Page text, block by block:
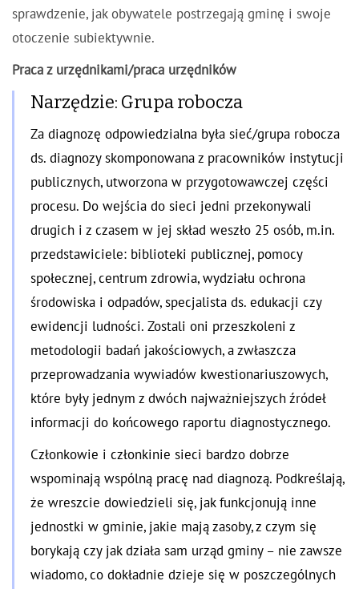
sprawdzenie, jak obywatele postrzegają gminę i swoje
otoczenie subiektywnie.
Praca z urzędnikami/praca urzędników
Narzędzie: Grupa robocza
Za diagnozę odpowiedzialna była sieć/grupa robocza
ds. diagnozy skomponowana z pracowników instytucji
publicznych, utworzona w przygotowawczej części
procesu. Do wejścia do sieci jedni przekonywali
drugich i z czasem w jej skład weszło 25 osób, m.in.
przedstawiciele: biblioteki publicznej, pomocy
społecznej, centrum zdrowia, wydziału ochrona
środowiska i odpadów, specjalista ds. edukacji czy
ewidencji ludności. Zostali oni przeszkoleni z
metodologii badań jakościowych, a zwłaszcza
przeprowadzania wywiadów kwestionariuszowych,
które były jednym z dwóch najważniejszych źródeł
informacji do końcowego raportu diagnostycznego.
Członkowie i członkinie sieci bardzo dobrze
wspominają wspólną pracę nad diagnozą. Podkreślają,
że wreszcie dowiedzieli się, jak funkcjonują inne
jednostki w gminie, jakie mają zasoby, z czym się
borykają czy jak działa sam urząd gminy – nie zawsze
wiadomo, co dokładnie dzieje się w poszczególnych